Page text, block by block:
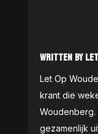
WRITTEN BY
Let Op
krant die
gezamenlijk